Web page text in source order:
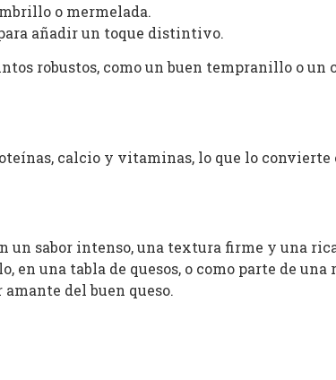
o mermelada.
añadir un toque distintivo.
robustos, como un buen tempranillo o un
calcio y vitaminas, lo que lo
un sabor intenso, una textura firme y una
una tabla de quesos, o como parte de una
del buen queso.